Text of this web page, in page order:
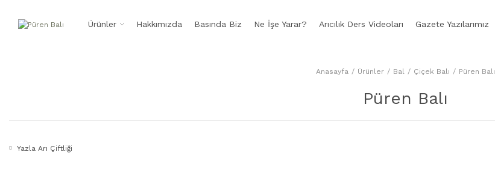
Ürünler Hakkımızda Basında Biz Ne İşe Yarar? Arıcılık Ders Videoları Gazete Yazılarımız
Anasayfa Ürünler Bal Çiçek Balı Püren Balı
Püren Balı
Yazla Arı Çiftliği